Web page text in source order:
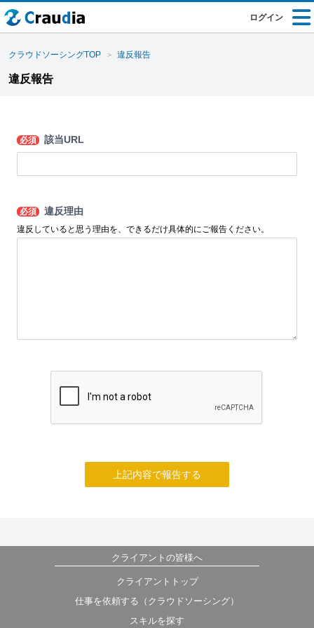
ログイン
クラウドソーシングTOP 違反報告
違反報告
必須 該当URL
必須 違反理由
違反していると思う理由を、できるだけ具体的にご報告ください。
上記内容で報告する
クライアントの皆様へ
クライアントトップ
仕事を依頼する（クラウドソーシング）
スキルを探す